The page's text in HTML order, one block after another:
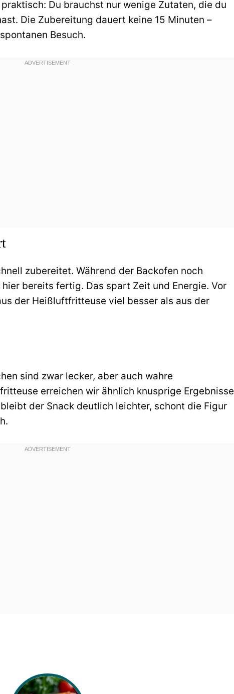
Du brauchst nur wenige Zutaten, die du
Die Zubereitung dauert keine 15 Minuten –
Besuch.
zubereitet. Während der Backofen noch
bereits fertig. Das spart Zeit und Energie. Vor
der Heißluftfritteuse viel besser als aus der
sind zwar lecker, aber auch wahre
erreichen wir ähnlich knusprige Ergebnisse
der Snack deutlich leichter, schont die Figur